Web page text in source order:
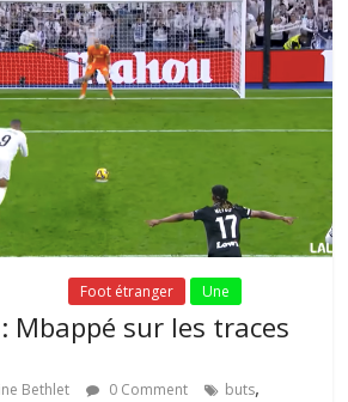
Foot étranger Une
Mbappé sur les traces
Bethlet 0 Comment buts,